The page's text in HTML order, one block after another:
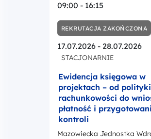
09:00 - 16:15
REKRUTACJA ZAKOŃCZONA
17.07.2026 - 28.07.2026
STACJONARNIE
Ewidencja księgowa w
projektach – od polityki
rachunkowości do
płatność i
kontroli
Mazowiecka Jednostka